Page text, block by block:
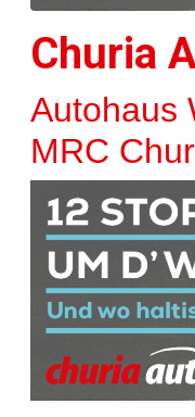
Churia
Autohaus
MRC Chur